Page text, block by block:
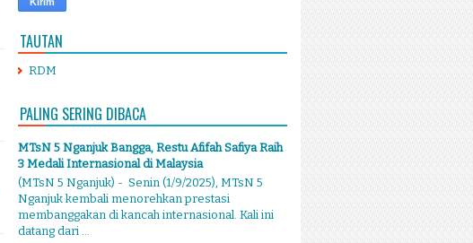
TAUTAN
RDM
PALING SERING DIBACA
MTsN 5 Nganjuk Bangga, Restu Afifah Safiya Raih
3 Medali Internasional di Malaysia
(MTsN 5 Nganjuk) - Senin (1/9/2025), MTsN 5
Nganjuk kembali menorehkan prestasi
membanggakan di kancah internasional. Kali ini
datang dari ...